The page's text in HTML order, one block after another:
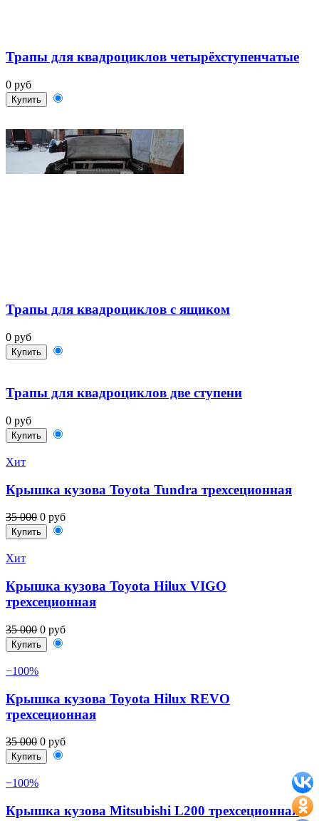
Трапы для квадроциклов четырёхступенчатые
0 руб
Купить
Трапы для квадроциклов с ящиком
0 руб
Купить
Трапы для квадроциклов две ступени
0 руб
Купить
Хит
Крышка кузова Toyota Tundra трехсеционная
35 000 0 руб
Купить
Хит
Крышка кузова Toyota Hilux VIGO
трехсеционная
35 000 0 руб
Купить
−100%
Крышка кузова Toyota Hilux REVO
трехсеционная
35 000 0 руб
Купить
−100%
Крышка кузова Mitsubishi L200 трехсеционная